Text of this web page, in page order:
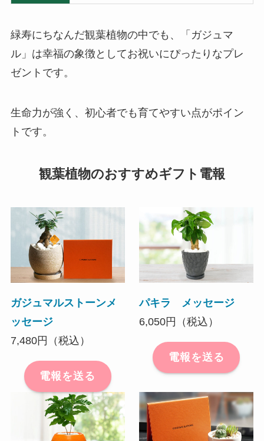
緑寿にちなんだ観葉植物の中でも、「ガジュマ
ル」は幸福の象徴としてお祝いにぴったりなプレ
ゼントです。
生命力が強く、初心者でも育てやすい点がポイン
トです。
観葉植物のおすすめギフト電報
ガジュマルストーンメ
ッセージ
7,480円（税込）
電報を送る
パキラ メッセージ
6,050円（税込）
電報を送る